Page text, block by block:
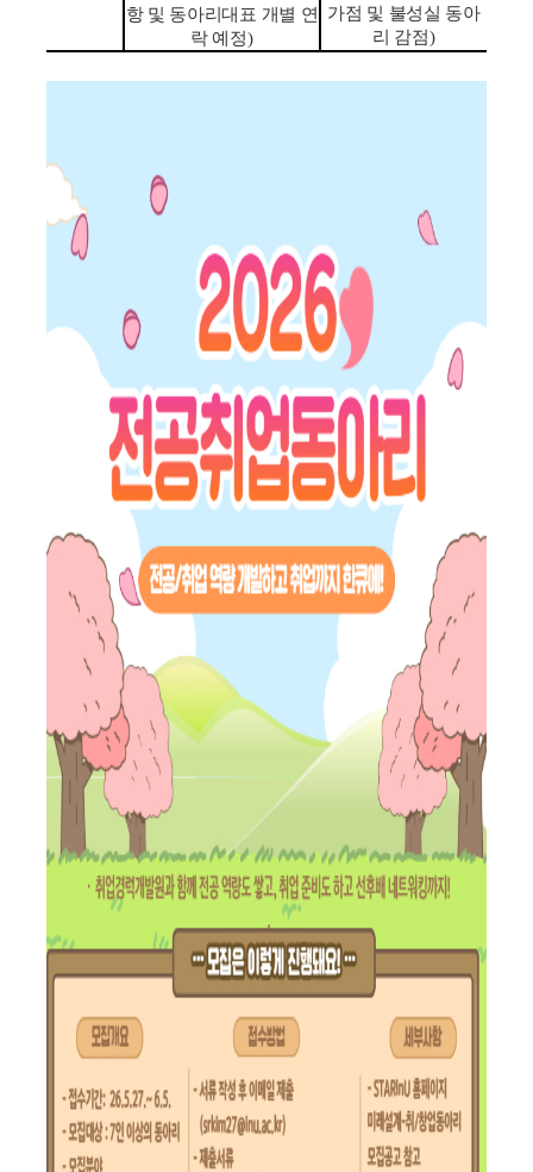
항 및 동아리대표 개별 연
락 예정)
가점 및 불성실 동아
리 감점)